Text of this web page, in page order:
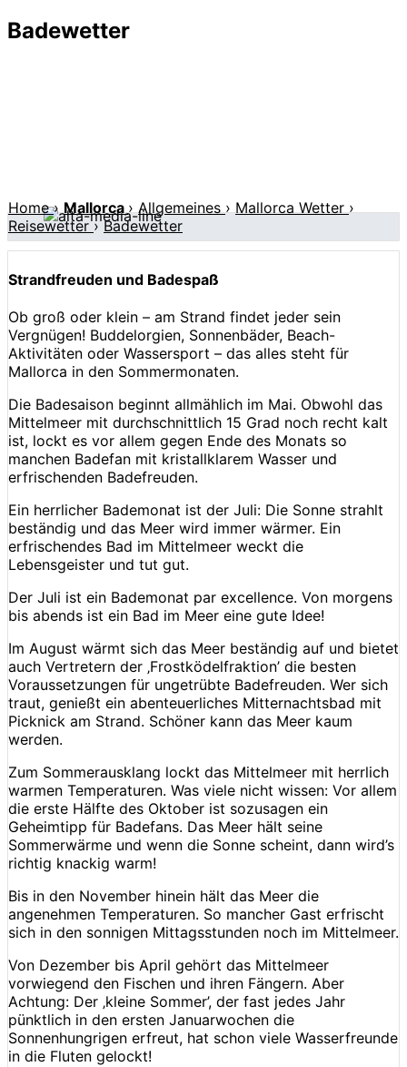
Badewetter
Home› Mallorca › Allgemeines › Mallorca Wetter ›
Reisewetter›Badewetter
Strandfreuden und Badespaß
Ob groß oder klein – am Strand findet jeder sein
Vergnügen! Buddelorgien, Sonnenbäder, Beach-
Aktivitäten oder Wassersport – das alles steht für
Mallorca in den Sommermonaten.
Die Badesaison beginnt allmählich im Mai. Obwohl das
Mittelmeer mit durchschnittlich 15 Grad noch recht kalt
ist, lockt es vor allem gegen Ende des Monats so
manchen Badefan mit kristallklarem Wasser und
erfrischenden Badefreuden.
Ein herrlicher Bademonat ist der Juli: Die Sonne strahlt
beständig und das Meer wird immer wärmer. Ein
erfrischendes Bad im Mittelmeer weckt die
Lebensgeister und tut gut.
Der Juli ist ein Bademonat par excellence. Von morgens
bis abends ist ein Bad im Meer eine gute Idee!
Im August wärmt sich das Meer beständig auf und bietet
auch Vertretern der ‚Frostködelfraktion’ die besten
Voraussetzungen für ungetrübte Badefreuden. Wer sich
traut, genießt ein abenteuerliches Mitternachtsbad mit
Picknick am Strand. Schöner kann das Meer kaum
werden.
Zum Sommerausklang lockt das Mittelmeer mit herrlich
warmen Temperaturen. Was viele nicht wissen: Vor allem
die erste Hälfte des Oktober ist sozusagen ein
Geheimtipp für Badefans. Das Meer hält seine
Sommerwärme und wenn die Sonne scheint, dann wird’s
richtig knackig warm!
Bis in den November hinein hält das Meer die
angenehmen Temperaturen. So mancher Gast erfrischt
sich in den sonnigen Mittagsstunden noch im Mittelmeer.
Von Dezember bis April gehört das Mittelmeer
vorwiegend den Fischen und ihren Fängern. Aber
Achtung: Der ‚kleine Sommer’, der fast jedes Jahr
pünktlich in den ersten Januarwochen die
Sonnenhungrigen erfreut, hat schon viele Wasserfreunde
in die Fluten gelockt!